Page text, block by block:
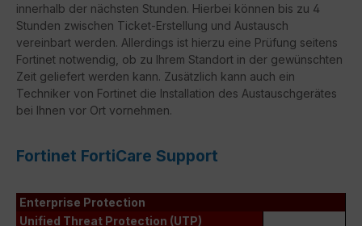
innerhalb der nächsten Stunden. Hierbei können bis zu 4
Stunden zwischen Ticket-Erstellung und Austausch
vereinbart werden. Allerdings ist hierzu eine Prüfung seitens
Fortinet notwendig, ob zu Ihrem Standort in der gewünschten
Zeit geliefert werden kann. Zusätzlich kann auch ein
Techniker von Fortinet die Installation des Austauschgerätes
bei Ihnen vor Ort vornehmen.
Fortinet FortiCare Support
Enterprise Protection
Unified Threat Protection (UTP)